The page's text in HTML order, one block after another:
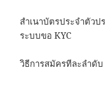
สำเนาบัตรประจำตัว
ระบบขอ KYC
วิธีการสมัครทีละลำดับ